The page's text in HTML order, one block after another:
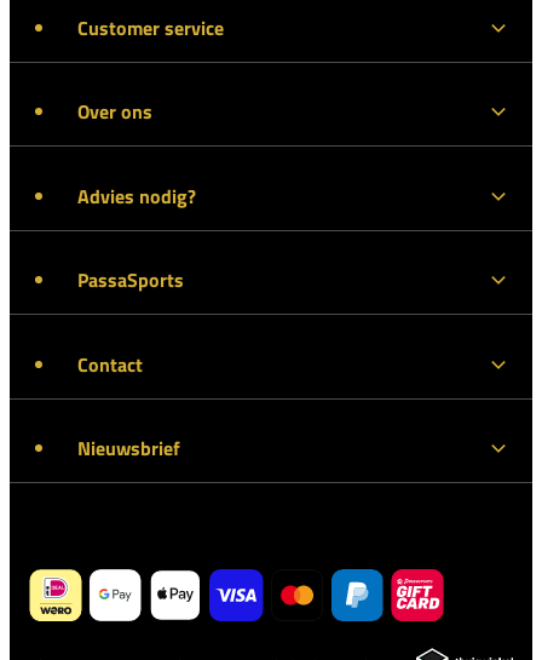
Customer service
Over ons
Advies nodig?
PassaSports
Contact
Nieuwsbrief